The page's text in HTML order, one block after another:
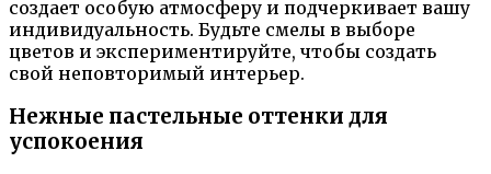
создает особую атмосферу и подчеркивает вашу
индивидуальность. Будьте смелы в выборе
цветов и экспериментируйте, чтобы создать
свой неповторимый интерьер.
Нежные пастельные оттенки для
успокоения